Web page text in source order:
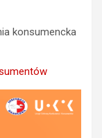
konsumencka